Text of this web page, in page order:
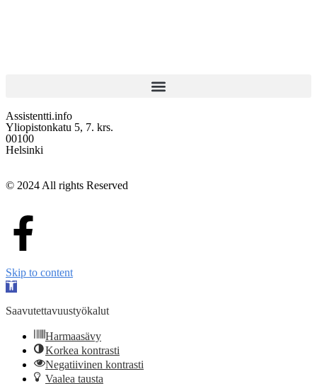
Assistentti.info
Yliopistonkatu 5, 7. krs.
00100
Helsinki
© 2024 All rights Reserved
Skip to content
Open
Saavutettavuustyökalut
Harmaasävy
Korkea kontrasti
Negatiivinen kontrasti
Vaalea tausta